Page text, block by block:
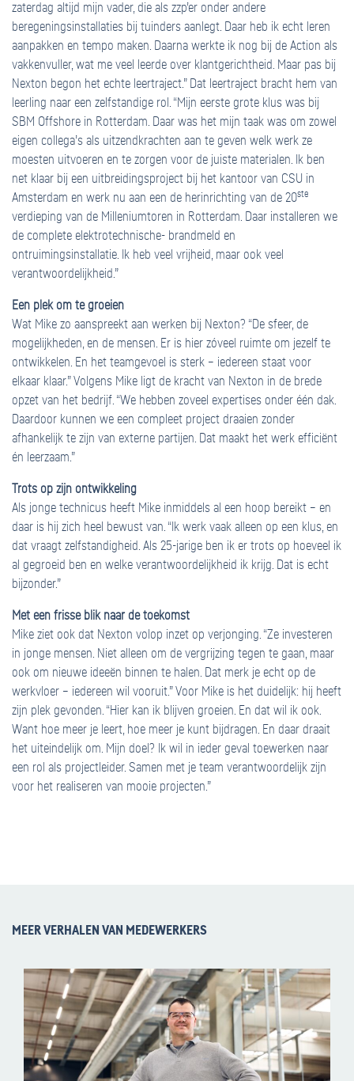
zaterdag altijd mijn vader, die als zzp’er onder andere
beregeningsinstallaties bij tuinders aanlegt. Daar heb ik echt leren
aanpakken en tempo maken. Daarna werkte ik nog bij de Action als
vakkenvuller, wat me veel leerde over klantgerichtheid. Maar pas bij
Nexton begon het echte leertraject.” Dat leertraject bracht hem van
leerling naar een zelfstandige rol. “Mijn eerste grote klus was bij
SBM Offshore in Rotterdam. Daar was het mijn taak was om zowel
eigen collega’s als uitzendkrachten aan te geven welk werk ze
moesten uitvoeren en te zorgen voor de juiste materialen. Ik ben
net klaar bij een uitbreidingsproject bij het kantoor van CSU in
Amsterdam en werk nu aan een de herinrichting van de 20ste
verdieping van de Milleniumtoren in Rotterdam. Daar installeren we
de complete elektrotechnische- brandmeld en
ontruimingsinstallatie. Ik heb veel vrijheid, maar ook veel
verantwoordelijkheid.”
Een plek om te groeien
Wat Mike zo aanspreekt aan werken bij Nexton? “De sfeer, de
mogelijkheden, en de mensen. Er is hier zóveel ruimte om jezelf te
ontwikkelen. En het teamgevoel is sterk – iedereen staat voor
elkaar klaar.” Volgens Mike ligt de kracht van Nexton in de brede
opzet van het bedrijf. “We hebben zoveel expertises onder één dak.
Daardoor kunnen we een compleet project draaien zonder
afhankelijk te zijn van externe partijen. Dat maakt het werk efficiënt
én leerzaam.”
Trots op zijn ontwikkeling
Als jonge technicus heeft Mike inmiddels al een hoop bereikt – en
daar is hij zich heel bewust van. “Ik werk vaak alleen op een klus, en
dat vraagt zelfstandigheid. Als 25-jarige ben ik er trots op hoeveel ik
al gegroeid ben en welke verantwoordelijkheid ik krijg. Dat is echt
bijzonder.”
Met een frisse blik naar de toekomst
Mike ziet ook dat Nexton volop inzet op verjonging. “Ze investeren
in jonge mensen. Niet alleen om de vergrijzing tegen te gaan, maar
ook om nieuwe ideeën binnen te halen. Dat merk je echt op de
werkvloer – iedereen wil vooruit.” Voor Mike is het duidelijk: hij heeft
zijn plek gevonden. “Hier kan ik blijven groeien. En dat wil ik ook.
Want hoe meer je leert, hoe meer je kunt bijdragen. En daar draait
het uiteindelijk om. Mijn doel? Ik wil in ieder geval toewerken naar
een rol als projectleider. Samen met je team verantwoordelijk zijn
voor het realiseren van mooie projecten.”
MEER VERHALEN VAN MEDEWERKERS